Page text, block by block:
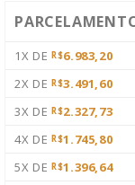
1X DE R$6.983,20
2X DE R$3.491,60
3X DE R$2.327,73
4X DE R$1.745,80
5X DE R$1.396,64